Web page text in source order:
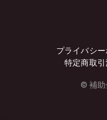
プライバシ
特定商取
© 補助